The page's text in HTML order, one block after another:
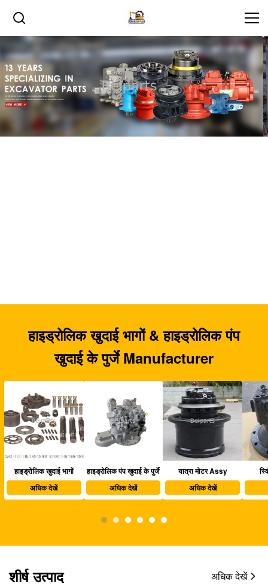
हाइड्रोलिक खुदाई भागों & हाइड्रोलिक पंप
खुदाई के पुर्जे Manufacturer
हाइड्रोलिक पंप खुदाई के पुर्जे
अधिक देखें
यात्रा मोटर Assy
अधिक देखें
स्विंग मोटर अस्सी
अधिक देखें
शीर्ष उत्पाद अधिक देखें